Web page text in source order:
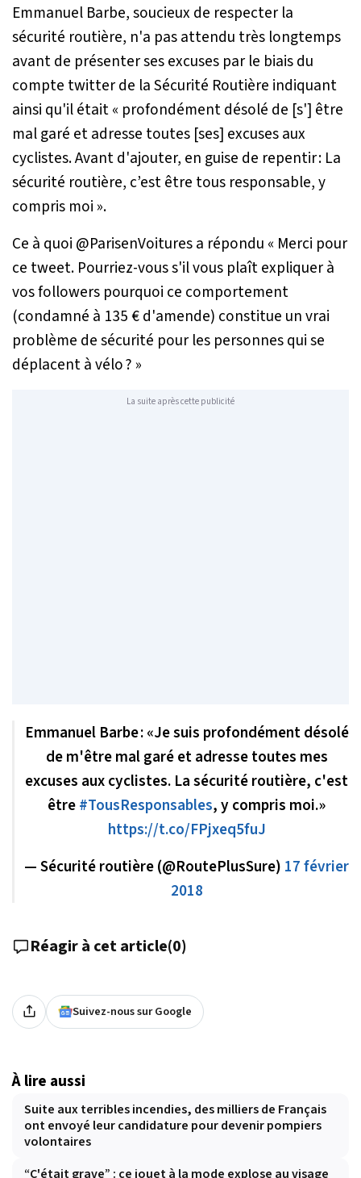
Emmanuel Barbe, soucieux de respecter la
sécurité routière, n'a pas attendu très longtemps
avant de présenter ses excuses par le biais du
compte twitter de la Sécurité Routière indiquant
ainsi qu'il était « profondément désolé de [s'] être
mal garé et adresse toutes [ses] excuses aux
cyclistes.Avant d'ajouter, en guise de repentir : La
sécurité routière, c’est être tous responsable, y
compris moi ».
Ce à quoi @ParisenVoitures a répondu « Merci pour
ce tweet. Pourriez-vous s'il vous plaît expliquer à
vos followers pourquoi ce comportement
(condamné à 135 € d'amende) constitue un vrai
problème de sécurité pour les personnes qui se
déplacent à vélo ? »
La suite après cette publicité
Emmanuel Barbe : «Je suis profondément désolé
de m'être mal garé et adresse toutes mes
excuses aux cyclistes. La sécurité routière, c'est
être#TousResponsables, y compris moi.»
https://t.co/FPjxeq5fuJ
— Sécurité routière (@RoutePlusSure) 17 février
2018
Réagir à cet article(0)
Suivez-nous sur Google
À lire aussi
Suite aux terribles incendies, des milliers de Français
ont envoyé leur candidature pour devenir pompiers
volontaires
“C'était grave” : ce jouet à la mode explose au visage